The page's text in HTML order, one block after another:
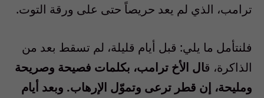
ترامب، الذي لم يعد حريصاً حتى على ورقة التوت.
فلنتأمل ما يلي: قبل أيام قليلة، لم تسقط بعد من
الذاكرة، قال الأخ ترامب، بكلمات فصيحة وصريحة
ومليحة، إن قطر ترعى وتموّل الإرهاب. وبعد أيام